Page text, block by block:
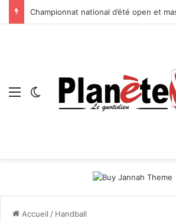
Menu Switch skin
Accueil / Handball